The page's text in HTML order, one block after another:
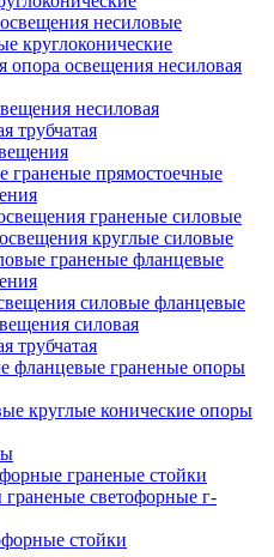
несиловые
круглоконические
опора освещения несиловая
несиловая
трубчатая
прямостоечные
граненые силовые
круглые силовые
граненые фланцевые
силовые фланцевые
силовая
трубчатая
граненые опоры
круглые конические опоры
граненые стойки
светофорные г-
стойки